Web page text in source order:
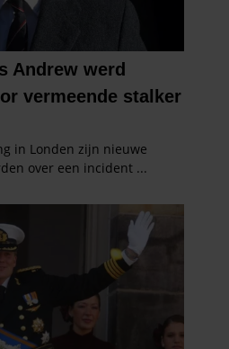
verstrekt of die ze hebben
gebruik van hun services. U
als u onze website blijft